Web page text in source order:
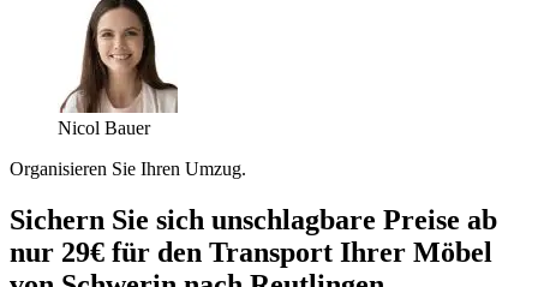
Nicol Bauer
Organisieren Sie Ihren Umzug.
Sichern Sie sich unschlagbare Preise ab
nur 29€ für den Transport Ihrer Möbel